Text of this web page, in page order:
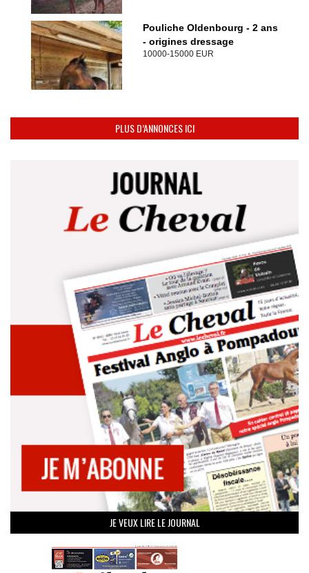
Pouliche Oldenbourg - 2 ans
- origines dressage
10000-15000 EUR
PLUS D’ANNONCES ICI
JE VEUX LIRE LE JOURNAL